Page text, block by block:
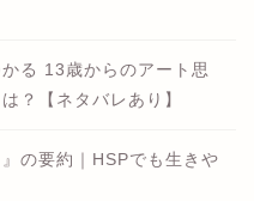
る 13歳からのアート思
？【ネタバレあり】
の要約｜HSPでも生きや